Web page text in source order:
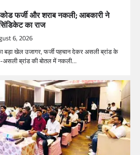
फर्जी और शराब नकली; आबकारी ने
का राज
6, 2026
खेल उजागर, फर्जी पहचान देकर असली ब्रांड के
असली ब्रांड की बोतल में नकली…